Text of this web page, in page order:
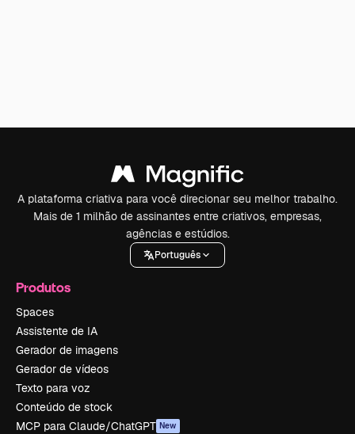
A plataforma criativa para você direcionar seu melhor trabalho.
Mais de 1 milhão de assinantes entre criativos, empresas,
agências e estúdios.
Português
Produtos
Spaces
Assistente de IA
Gerador de imagens
Gerador de vídeos
Texto para voz
Conteúdo de stock
MCP para Claude/ChatGPT New